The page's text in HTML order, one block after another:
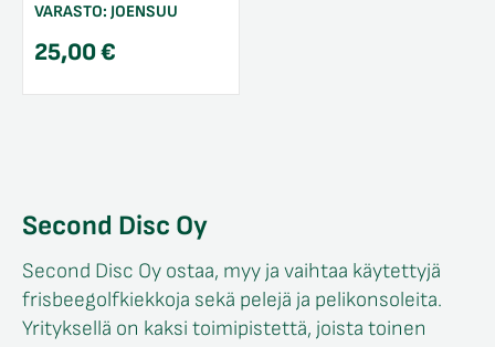
VARASTO: JOENSUU
25,00€
Second Disc Oy
Second Disc Oy ostaa, myy ja vaihtaa käytettyjä
frisbeegolfkiekkoja sekä pelejä ja pelikonsoleita.
Yrityksellä on kaksi toimipistettä, joista toinen